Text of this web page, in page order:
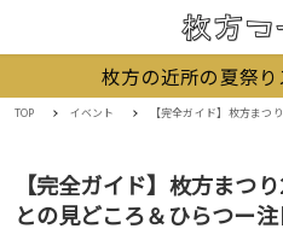
枚方の近所の夏祭
TOP イベント 【完全ガイド】枚方まつり2025は
【完全ガイド】枚方まつ
との見どころ＆ひらつー